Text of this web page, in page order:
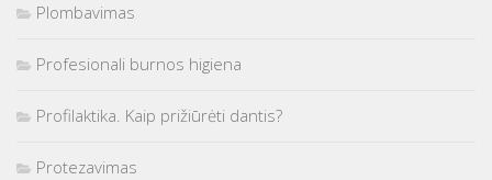
Plombavimas
Profesionali burnos higiena
Profilaktika. Kaip prižiūrėti dantis?
Protezavimas